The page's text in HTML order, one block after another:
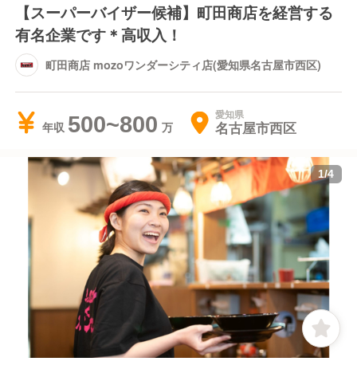
【スーパーバイザー候補】町田商店を経営する
有名企業です＊高収入！
町田商店 mozoワンダーシティ店(愛知県名古屋市西区)
年収 500~800 愛知県
名古屋市西区
1/4